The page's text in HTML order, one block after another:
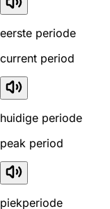
eerste periode
current period
huidige periode
peak period
piekperiode